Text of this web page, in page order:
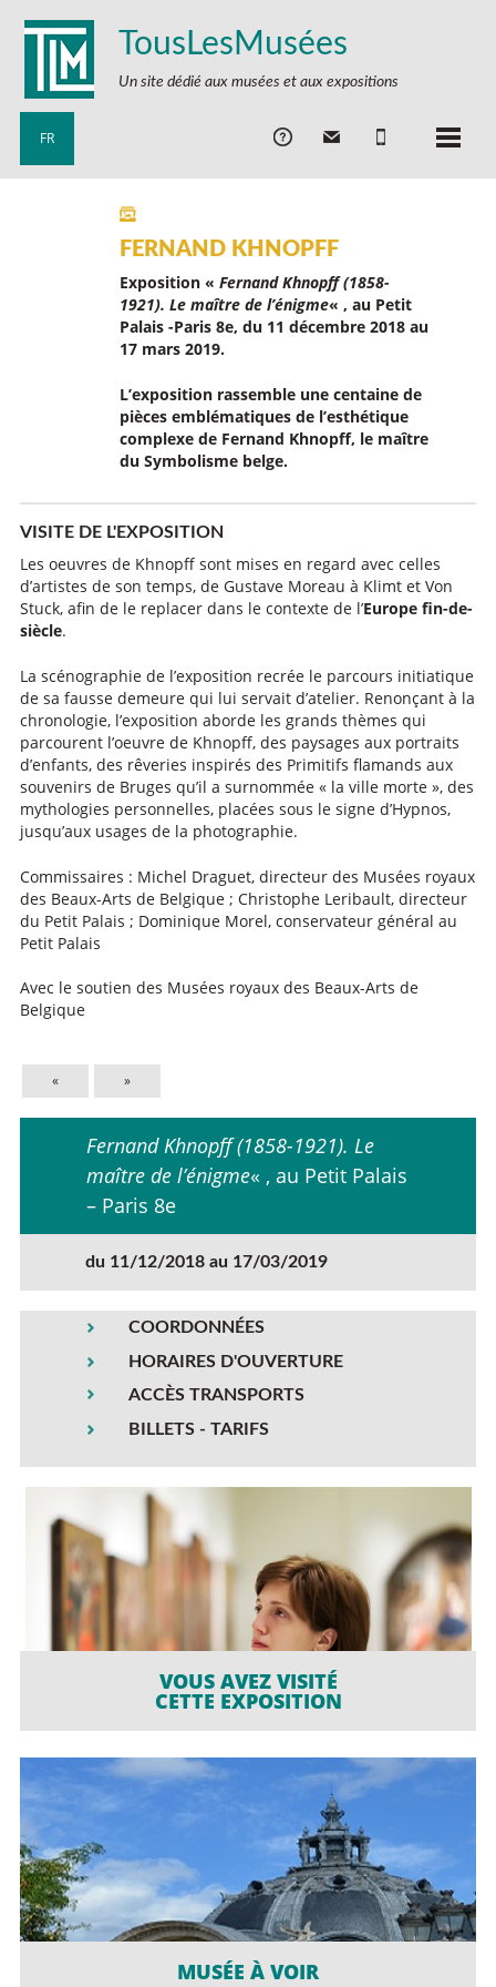
TousLesMusées
Un site dédié aux musées et aux expositions
FR
FERNAND KHNOPFF
Exposition « Fernand Khnopff (1858-
1921). Le maître de l’énigme« , au Petit
Palais -Paris 8e, du 11 décembre 2018 au
17 mars 2019.
L’exposition rassemble une centaine de
pièces emblématiques de l’esthétique
complexe de Fernand Khnopff, le maître
du Symbolisme belge.
VISITE DE L'EXPOSITION
Les oeuvres de Khnopff sont mises en regard avec celles
d’artistes de son temps, de Gustave Moreau à Klimt et Von
Stuck, afin de le replacer dans le contexte de l’Europe fin-de-
siècle.
La scénographie de l’exposition recrée le parcours initiatique
de sa fausse demeure qui lui servait d’atelier. Renonçant à la
chronologie, l’exposition aborde les grands thèmes qui
parcourent l’oeuvre de Khnopff, des paysages aux portraits
d’enfants, des rêveries inspirés des Primitifs flamands aux
souvenirs de Bruges qu’il a surnommée « la ville morte », des
mythologies personnelles, placées sous le signe d’Hypnos,
jusqu’aux usages de la photographie.
Commissaires : Michel Draguet, directeur des Musées royaux
des Beaux-Arts de Belgique ; Christophe Leribault, directeur
du Petit Palais ; Dominique Morel, conservateur général au
Petit Palais
Avec le soutien des Musées royaux des Beaux-Arts de
Belgique
« »
Fernand Khnopff (1858-1921). Le
maître de l’énigme« , au Petit Palais
– Paris 8e
du 11/12/2018 au 17/03/2019
COORDONNÉES
HORAIRES D'OUVERTURE
ACCÈS TRANSPORTS
BILLETS - TARIFS
VOUS AVEZ VISITÉ
CETTE EXPOSITION
MUSÉE À VOIR